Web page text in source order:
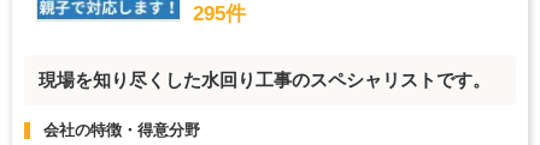
295件
現場を知り尽くした水回り工事のスペシャリストです。
会社の特徴・得意分野